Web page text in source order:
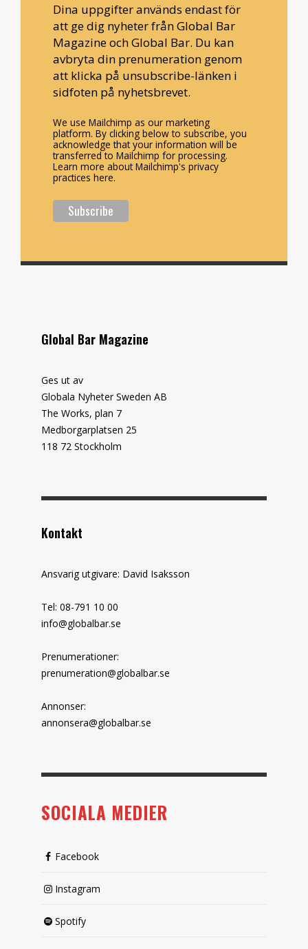
Dina uppgifter används endast för
att ge dig nyheter från Global Bar
Magazine och Global Bar. Du kan
avbryta din prenumeration genom
att klicka på unsubscribe-länken i
sidfoten på nyhetsbrevet.
We use Mailchimp as our marketing
platform. By clicking below to subscribe, you
acknowledge that your information will be
transferred to Mailchimp for processing.
Learn more about Mailchimp's privacy
practices here.
Global Bar Magazine
Ges ut av
Globala Nyheter Sweden AB
The Works, plan 7
Medborgarplatsen 25
118 72 Stockholm
Kontakt
Ansvarig utgivare: David Isaksson
Tel: 08-791 10 00
info@globalbar.se
Prenumerationer:
prenumeration@globalbar.se
Annonser:
annonsera@globalbar.se
SOCIALA MEDIER
Facebook
Instagram
Spotify